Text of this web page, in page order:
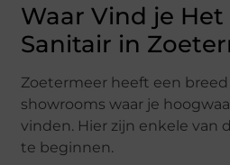
Waar Vind je Het
Sanitair in
Zoetermeer heeft een breed
showrooms waar je
vinden. Hier zijn enkele van
te beginnen.